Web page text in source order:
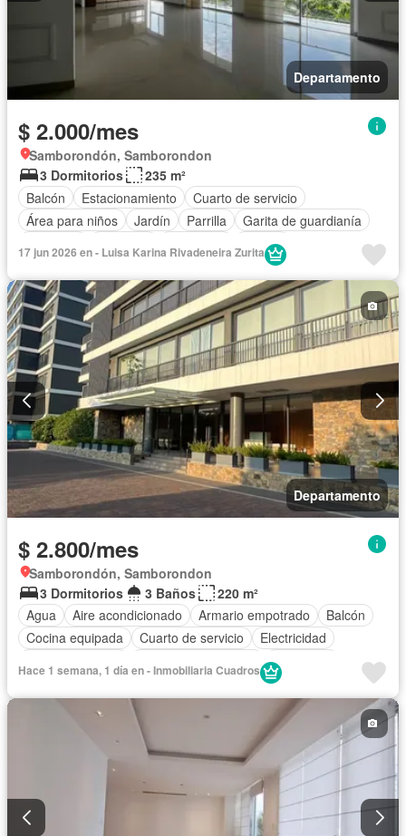
Departamento
$ 2.000/mes
Samborondón, Samborondon
3 Dormitorios
235 m²
Balcón
Estacionamiento
Cuarto de servicio
Área para niños
Jardín Parrilla
Garita de guardianía
Piscina
Cancha de tenis
17 jun 2026 en - Luisa Karina Rivadeneira Zurita
Departamento
$ 2.800/mes
Samborondón, Samborondon
3 Dormitorios
3 Baños
220 m²
Agua
Aire acondicionado Armario empotrado
Balcón
Cocina equipada
Cuarto de servicio
Electricidad
Seguridad
Hace 1 semana, 1 día en - Inmobiliaria Cuadros